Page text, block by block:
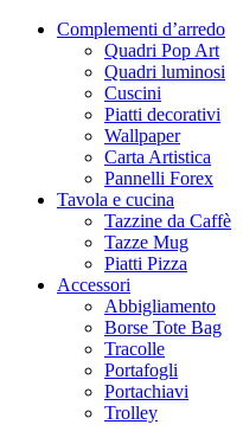
Complementi d’arredo
Quadri Pop Art
Quadri luminosi
Cuscini
Piatti decorativi
Wallpaper
Carta Artistica
Pannelli Forex
Tavola e cucina
Tazzine da Caffè
Tazze Mug
Piatti Pizza
Accessori
Abbigliamento
Borse Tote Bag
Tracolle
Portafogli
Portachiavi
Trolley